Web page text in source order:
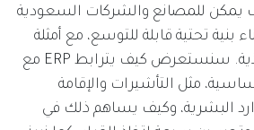
يمكن للمصانع والشركات السعودية
بنية تحتية قابلة للتوسع، مع أمثلة
عملية وتوجيهات تنفيذية. سنستعرض كيف يترابط ERP مع
مثل التأشيرات والإقامة
البشرية، وكيف يساهم ذلك في